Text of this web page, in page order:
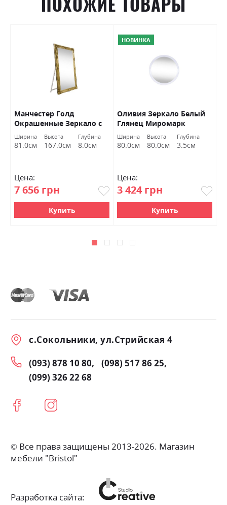
Манчестер Голд
Окрашенные Зеркало с
подставкой 170х80
Миромарк
Ширина
81.0см
Высота
167.0см
Глубина
8.0см
Цена:
7 656 грн
Купить
НОВИНКА
Оливия Зеркало Белый
Глянец Миромарк
Ширина
80.0см
Высота
80.0см
Глубина
3.5см
Цена:
3 424 грн
Купить
с.Сокольники, ул.Стрийская 4
(093) 878 10 80
(098) 517 86 25
(099) 326 22 68
© Все права защищены 2013-2026. Магазин
мебели "Bristol"
Разработка сайта: